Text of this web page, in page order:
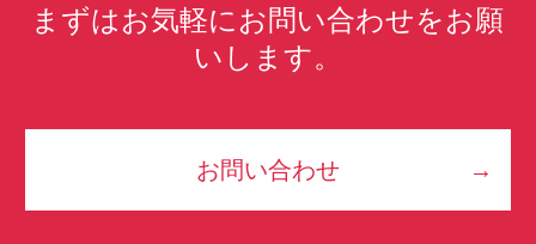
まずはお気軽にお問い合わせをお願
いします。
お問い合わせ